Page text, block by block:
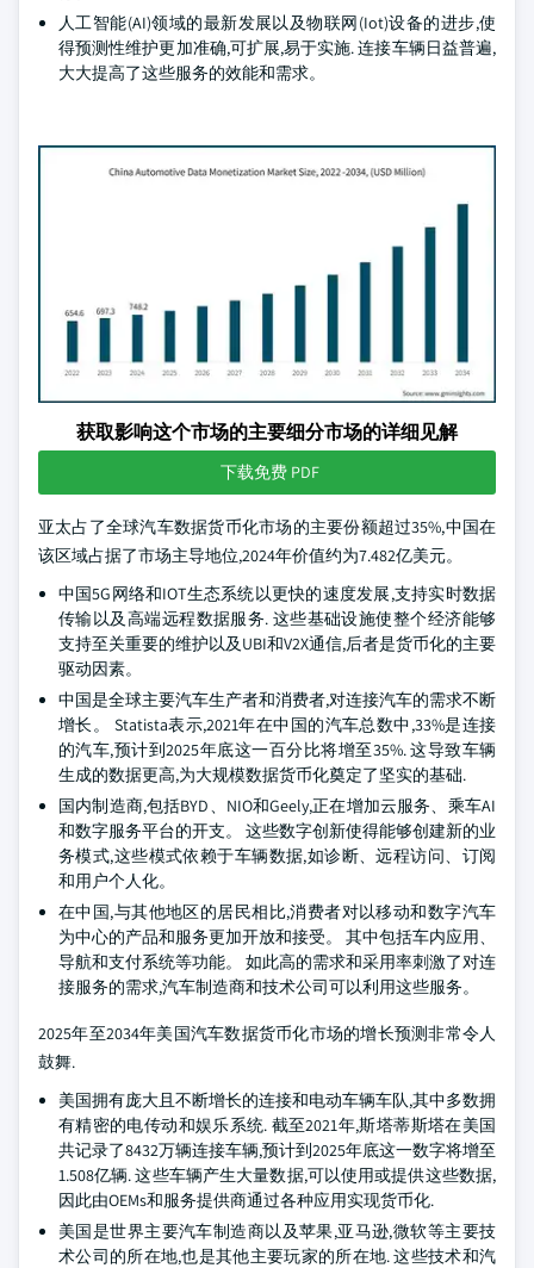
人工智能(AI)领域的最新发展以及物联网(Iot)设备的进步,使
得预测性维护更加准确,可扩展,易于实施. 连接车辆日益普遍,
大大提高了这些服务的效能和需求。
获取影响这个市场的主要细分市场的详细见解
下载免费 PDF
亚太占了全球汽车数据货币化市场的主要份额超过35%,中国在
该区域占据了市场主导地位,2024年价值约为7.482亿美元。
中国5G网络和IOT生态系统以更快的速度发展,支持实时数据
传输以及高端远程数据服务. 这些基础设施使整个经济能够
支持至关重要的维护以及UBI和V2X通信,后者是货币化的主要
驱动因素。
中国是全球主要汽车生产者和消费者,对连接汽车的需求不断
增长。 Statista表示,2021年在中国的汽车总数中,33%是连接
的汽车,预计到2025年底这一百分比将增至35%. 这导致车辆
生成的数据更高,为大规模数据货币化奠定了坚实的基础.
国内制造商,包括BYD、NIO和Geely,正在增加云服务、乘车AI
和数字服务平台的开支。 这些数字创新使得能够创建新的业
务模式,这些模式依赖于车辆数据,如诊断、远程访问、订阅
和用户个人化。
在中国,与其他地区的居民相比,消费者对以移动和数字汽车
为中心的产品和服务更加开放和接受。 其中包括车内应用、
导航和支付系统等功能。 如此高的需求和采用率刺激了对连
接服务的需求,汽车制造商和技术公司可以利用这些服务。
2025年至2034年美国汽车数据货币化市场的增长预测非常令人
鼓舞.
美国拥有庞大且不断增长的连接和电动车辆车队,其中多数拥
有精密的电传动和娱乐系统. 截至2021年,斯塔蒂斯塔在美国
共记录了8432万辆连接车辆,预计到2025年底这一数字将增至
1.508亿辆. 这些车辆产生大量数据,可以使用或提供这些数据,
因此由OEMs和服务提供商通过各种应用实现货币化.
美国是世界主要汽车制造商以及苹果,亚马逊,微软等主要技
术公司的所在地,也是其他主要玩家的所在地. 这些技术和汽